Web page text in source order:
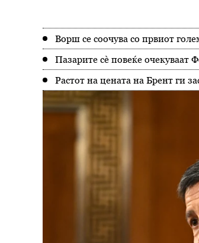
Ворш се соочува со првиот
Пазарите сè повеќе очекуваат
Растот на цената на Брент ги